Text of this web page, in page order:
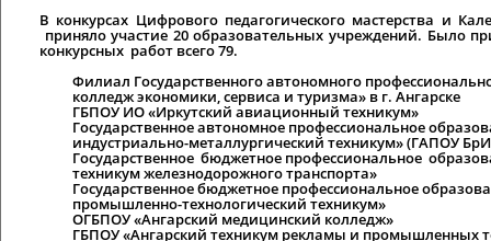
В конкурсах Цифрового педагогического мастерства и
приняло участие 20 образовательных учреждений. Было
конкурсных работ всего 79.
Филиал Государственного автономного
колледж экономики, сервиса и туризма» в г. Ангарске
ГБПОУ ИО «Иркутский авиационный техникум»
Государственное автономное профессиональное
индустриально-металлургический техникум» (ГАПОУ
Государственное бюджетное профессиональное
техникум железнодорожного транспорта»
Государственное бюджетное профессиональное
промышленно-технологический техникум»
ОГБПОУ «Ангарский медицинский колледж»
ГБПОУ «Ангарский техникум рекламы и промышленных